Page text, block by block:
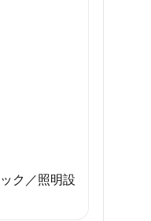
ク／照明設